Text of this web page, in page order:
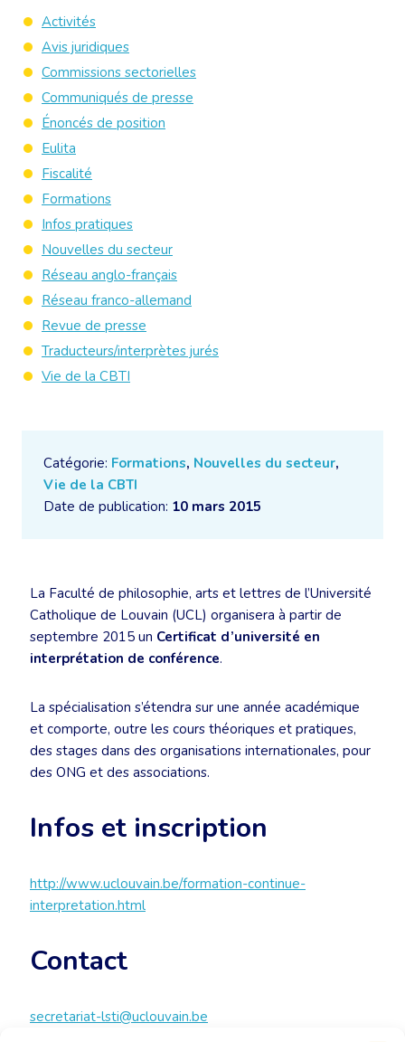
Catégorie: Formations, Nouvelles du secteur,
Vie de la CBTI
Date de publication: 10 mars 2015
La Faculté de philosophie, arts et lettres de l’Université
Catholique de Louvain (UCL) organisera à partir de
septembre 2015 un Certificat d’université en
interprétation de conférence.
La spécialisation s’étendra sur une année académique
et comporte, outre les cours théoriques et pratiques,
des stages dans des organisations internationales, pour
des ONG et des associations.
Infos et inscription
http://www.uclouvain.be/formation-continue-
interpretation.html
Contact
secretariat-lsti@uclouvain.be
Activités
Avis juridiques
Commissions sectorielles
Communiqués de presse
Énoncés de position
Eulita
Fiscalité
Formations
Infos pratiques
Nouvelles du secteur
Réseau anglo-français
Réseau franco-allemand
Revue de presse
Traducteurs/interprètes jurés
Vie de la CBTI